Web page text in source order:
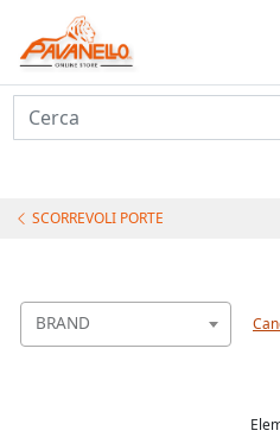
Cerca
SCORREVOLI PORTE
BRAND